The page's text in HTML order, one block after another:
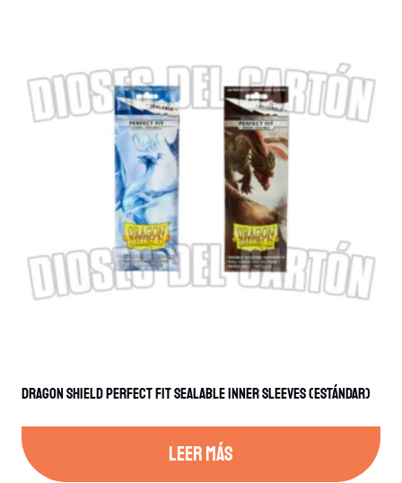
Dragon Shield Perfect Fit Sealable Inner Sleeves (Estándar)
LEER MÁS